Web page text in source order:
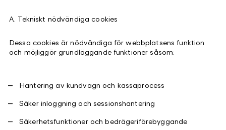
A. Tekniskt nödvändiga cookies
Dessa cookies är nödvändiga för webbplatsens funktion
och möjliggör grundläggande funktioner såsom:
Hantering av kundvagn och kassaprocess
Säker inloggning och sessionshantering
Säkerhetsfunktioner och bedrägeriförebyggande